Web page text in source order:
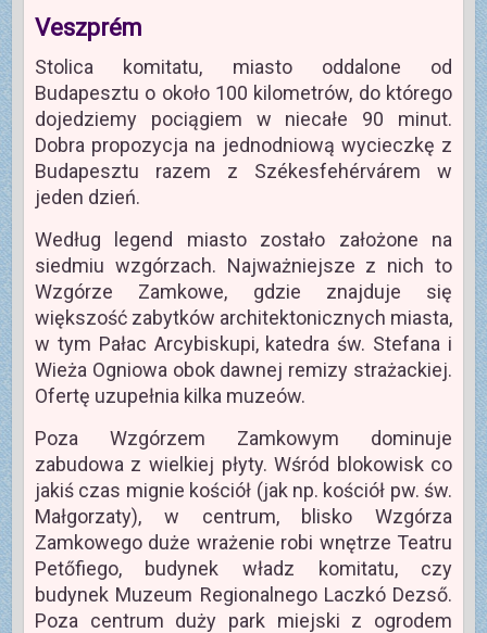
Veszprém
Stolica komitatu, miasto oddalone od
Budapesztu o około 100 kilometrów, do którego
dojedziemy pociągiem w niecałe 90 minut.
Dobra propozycja na jednodniową wycieczkę z
Budapesztu razem z Székesfehérvárem w
jeden dzień.
Według legend miasto zostało założone na
siedmiu wzgórzach. Najważniejsze z nich to
Wzgórze Zamkowe, gdzie znajduje się
większość zabytków architektonicznych miasta,
w tym Pałac Arcybiskupi, katedra św. Stefana i
Wieża Ogniowa obok dawnej remizy strażackiej.
Ofertę uzupełnia kilka muzeów.
Poza Wzgórzem Zamkowym dominuje
zabudowa z wielkiej płyty. Wśród blokowisk co
jakiś czas mignie kościół (jak np. kościół pw. św.
Małgorzaty), w centrum, blisko Wzgórza
Zamkowego duże wrażenie robi wnętrze Teatru
Petőfiego, budynek władz komitatu, czy
budynek Muzeum Regionalnego Laczkó Dezső.
Poza centrum duży park miejski z ogrodem